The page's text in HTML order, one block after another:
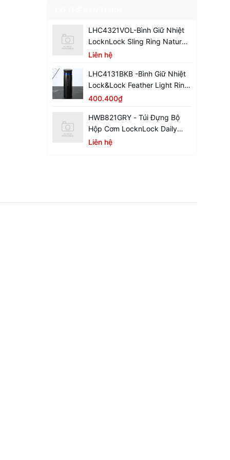
LHC4321VOL-Bình Giữ Nhiệt
LocknLock Sling Ring Nature
Tumbler 650ml
Liên hệ
LHC4131BKB -Bình Giữ Nhiệt
Lock&Lock Feather Light Ring
450ml - Màu Đen / Xanh
400.400₫
HWB821GRY - Túi Đựng Bộ
Hộp Cơm LocknLock Daily
Cooler - Màu Xám
Liên hệ